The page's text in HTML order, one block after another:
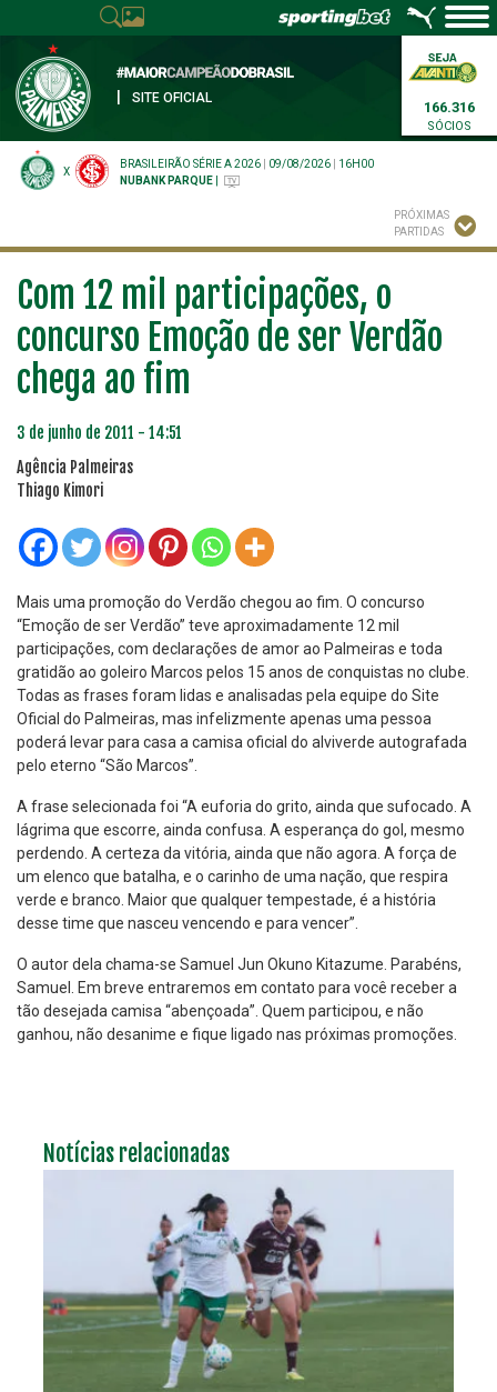
SITE OFICIAL
166.316
SÓCIOS
X
BRASILEIRÃO SÉRIE A 2026 09/08/2026
16H00
NUBANK PARQUE
PRÓXIMAS
PARTIDAS
Com 12 mil participações, o
concurso Emoção de ser Verdão
chega ao fim
3 de junho de 2011 - 14:51
Agência Palmeiras
Thiago Kimori
Mais uma promoção do Verdão chegou ao fim. O concurso
“Emoção de ser Verdão” teve aproximadamente 12 mil
participações, com declarações de amor ao Palmeiras e toda
gratidão ao goleiro Marcos pelos 15 anos de conquistas no clube.
Todas as frases foram lidas e analisadas pela equipe do Site
Oficial do Palmeiras, mas infelizmente apenas uma pessoa
poderá levar para casa a camisa oficial do alviverde autografada
pelo eterno “São Marcos”.
A frase selecionada foi “A euforia do grito, ainda que sufocado. A
lágrima que escorre, ainda confusa. A esperança do gol, mesmo
perdendo. A certeza da vitória, ainda que não agora. A força de
um elenco que batalha, e o carinho de uma nação, que respira
verde e branco. Maior que qualquer tempestade, é a história
desse time que nasceu vencendo e para vencer”.
O autor dela chama-se Samuel Jun Okuno Kitazume. Parabéns,
Samuel. Em breve entraremos em contato para você receber a
tão desejada camisa “abençoada”. Quem participou, e não
ganhou, não desanime e fique ligado nas próximas promoções.
Notícias relacionadas